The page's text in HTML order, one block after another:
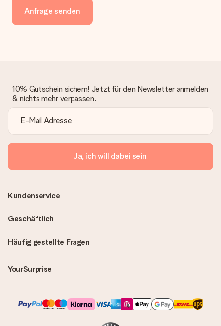
Anfrage senden
10% Gutschein sichern! Jetzt für den Newsletter anmelden
& nichts mehr verpassen.
Ja, ich will dabei sein!
Häufig gestellte Fragen
YourSurprise
Kundenservice
Geschäftlich